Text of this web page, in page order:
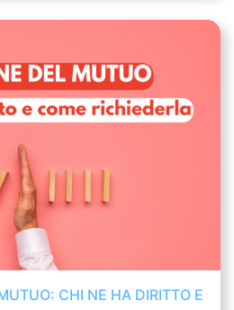
CHI NE HA DIRITTO E